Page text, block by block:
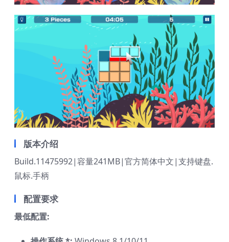
版本介绍
Build.11475992|容量241MB|官方简体中文|支持键盘.
鼠标.手柄
配置要求
最低配置: